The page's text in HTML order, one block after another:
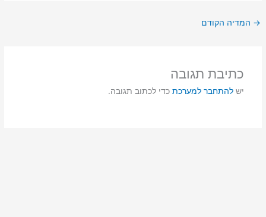
e
o
o
o
o
n
→ המדיה הקודם
כתיבת תגובה
יש להתחבר למערכתכדי לכתוב תגובה.